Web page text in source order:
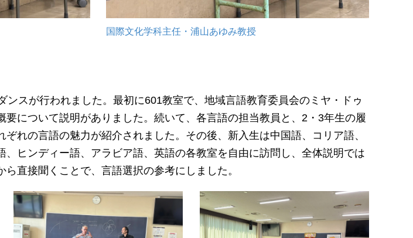
国際文化学科主任・浦山あゆみ教授
スが行われました。最初に601教室で、地域言語教育委員会のミヤ・ドゥ
要について説明がありました。続いて、各言語の担当教員と、2・3年生の履
れの言語の魅力が紹介されました。その後、新入生は中国語、コリア語、
、ヒンディー語、アラビア語、英語の各教室を自由に訪問し、全体説明では
直接聞くことで、言語選択の参考にしました。